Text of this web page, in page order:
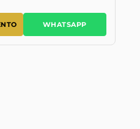
WHATSAPP